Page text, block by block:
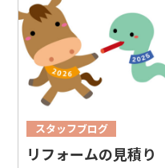
ォームをご検討中の方への「本
気のお得情報」も妥協ありませ
ん！ クリナップの大人気キッチ
ン『STEDIA』や、心地よいお
風呂『rakuvia』など、人気の
水廻り設備をギュッとまとめた
「水廻り4点セット」を、2日
間・限定3組様だけの特別価格
【160万円〜（税抜）】でご提
供いたします！ さらに、期間中
優しいティッシュ『鼻セレブ』
を差し上げます！
どの目が
出ても「当たり」な、空くじな
しの運試し。ぜひご家族皆様で
挑戦して、両手いっぱいのティ
ッシュをお持ち帰りください
ね。
お楽しみその2：お子
様・お孫様も主役！キッズ特典
「子供を連れて行っても大丈夫
の熱の出入り」にあります。こ
こを改善する「省エネリフォー
ム」は、ただ光熱費を抑えるだ
けでなく、家中どこでも快適な
温度を保ち、ご家族の健康を守
ることにもつながるんです。 今
回の相談会では、「二重サッシ
って本当に効果ある？」「今の
家で補助金はいくら使える？」
といったリアルな疑問に、スタ
スタッフブログ
リフォーム役立ち情報
リフォームの見積り